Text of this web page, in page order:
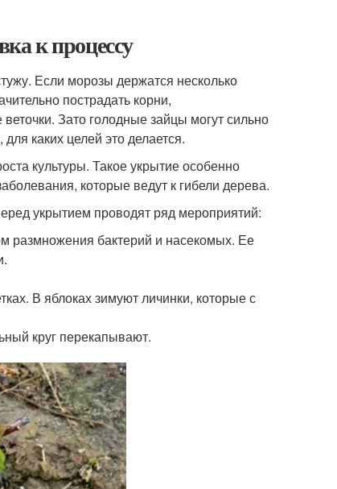
к процессу
Если морозы держатся несколько
пострадать корни,
Зато голодные зайцы могут сильно
каких целей это делается.
культуры. Такое укрытие особенно
которые ведут к гибели дерева.
укрытием проводят ряд мероприятий:
размножения бактерий и насекомых. Ее
В яблоках зимуют личинки, которые с
круг перекапывают.